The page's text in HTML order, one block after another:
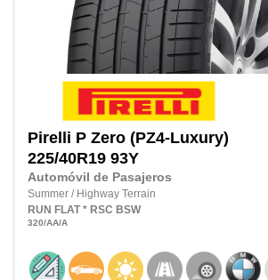
Pirelli P Zero (PZ4-Luxury)
225/40R19 93Y
Automóvil de Pasajeros
Summer / Highway Terrain
RUN FLAT * RSC BSW
320/AA/A